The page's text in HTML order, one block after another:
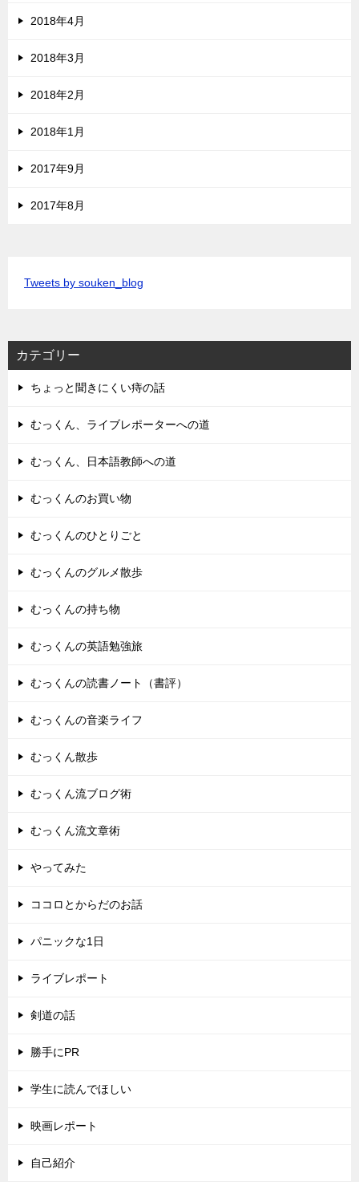
2018年4月
2018年3月
2018年2月
2018年1月
2017年9月
2017年8月
Tweets by souken_blog
カテゴリー
ちょっと聞きにくい痔の話
むっくん、ライブレポーターへの道
むっくん、日本語教師への道
むっくんのお買い物
むっくんのひとりごと
むっくんのグルメ散歩
むっくんの持ち物
むっくんの英語勉強旅
むっくんの読書ノート（書評）
むっくんの音楽ライフ
むっくん散歩
むっくん流ブログ術
むっくん流文章術
やってみた
ココロとからだのお話
パニックな1日
ライブレポート
剣道の話
勝手にPR
学生に読んでほしい
映画レポート
自己紹介